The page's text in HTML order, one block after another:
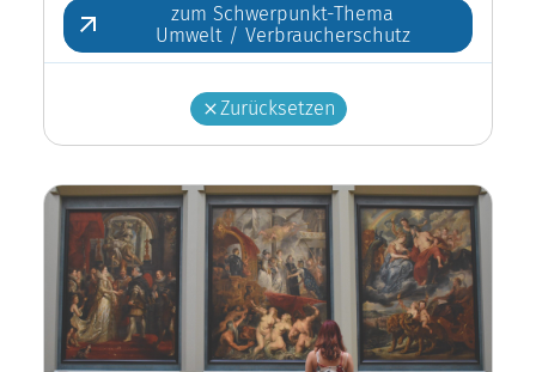
zum Schwerpunkt-Thema
Umwelt / Verbraucherschutz
Zurücksetzen